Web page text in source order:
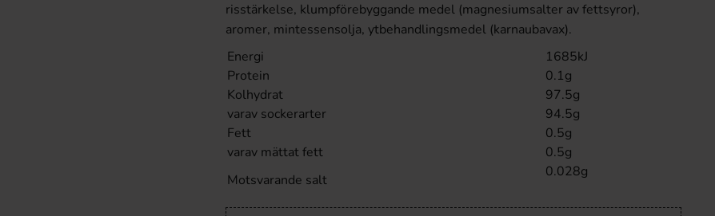
risstärkelse, klumpförebyggande medel (magnesiumsalter av fettsyror),
aromer, mintessensolja, ytbehandlingsmedel (karnaubavax).
Energi
1685kJ
Protein
0.1g
Kolhydrat
97.5g
varav sockerarter
94.5g
Fett
0.5g
varav mättat fett
0.5g
Motsvarande salt
0.028g